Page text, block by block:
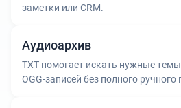
заметки или CRM.
Аудиоархив
TXT помогает искать нужные
OGG-записей без полного